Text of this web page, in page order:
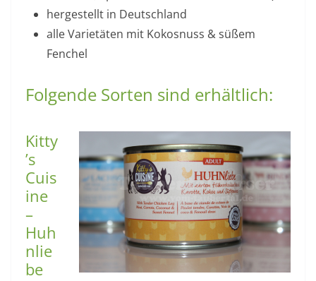
hergestellt in Deutschland
alle Varietäten mit Kokosnuss & süßem
Fenchel
Folgende Sorten sind erhältlich:
Kitty
’s
Cuis
ine
–
Huh
nlie
be